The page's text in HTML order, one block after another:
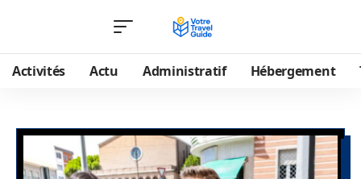
Activités Actu Administratif Hébergement